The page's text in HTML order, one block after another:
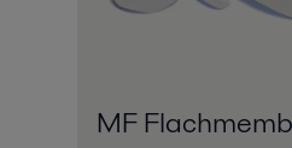
MF